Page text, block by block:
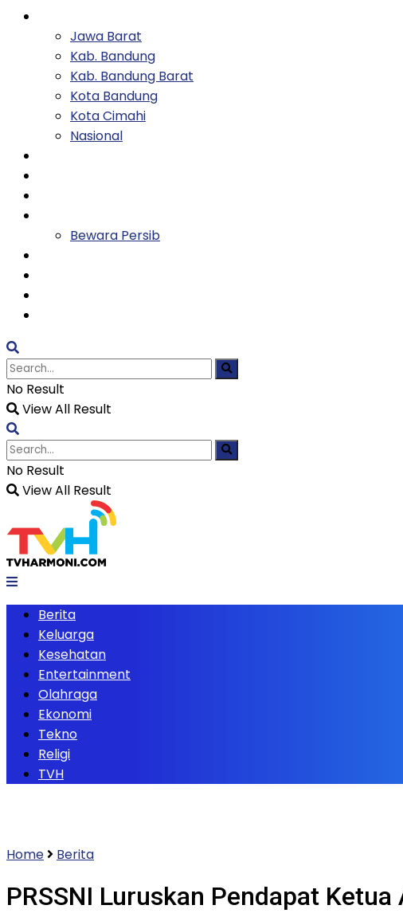
Jawa Barat
Kab. Bandung
Kab. Bandung Barat
Kota Bandung
Kota Cimahi
Nasional
Bewara Persib
No Result
View All Result
No Result
View All Result
Berita
Keluarga
Kesehatan
Entertainment
Olahraga
Ekonomi
Tekno
Religi
TVH
Home Berita
PRSSNI Luruskan Pendapat